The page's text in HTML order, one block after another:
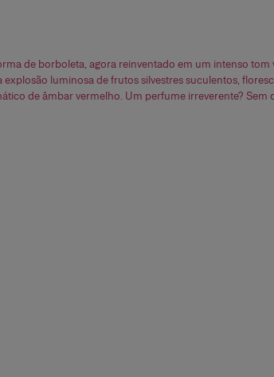
de borboleta, agora reinventado em um intenso
luminosa de frutos silvestres suculentos,
de âmbar vermelho. Um perfume irreverente?